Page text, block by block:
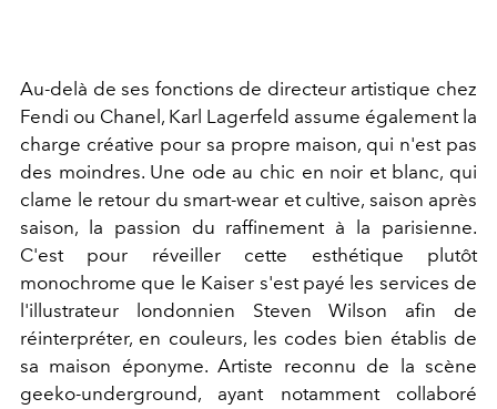
Au-delà de ses fonctions de directeur artistique chez
Fendi ou Chanel, Karl Lagerfeld assume également la
charge créative pour sa propre maison, qui n'est pas
des moindres. Une ode au chic en noir et blanc, qui
clame le retour du smart-wear et cultive, saison après
saison, la passion du raffinement à la parisienne.
C'est pour réveiller cette esthétique plutôt
monochrome que le Kaiser s'est payé les services de
l'illustrateur londonnien Steven Wilson afin de
réinterpréter, en couleurs, les codes bien établis de
sa maison éponyme. Artiste reconnu de la scène
geeko-underground, ayant notamment collaboré